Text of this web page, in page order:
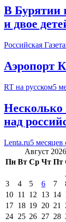
В Бурятии
и двое
Российская Газета
Аэропорт
RT на русском5
Несколько
над
Lenta.ru5 месяцев
Август 2026
Пн Вт Ср Чт Пт
3
4 5 6 7
10 11 12 13 14
17 18 19 20 21
24 25 26 27 28